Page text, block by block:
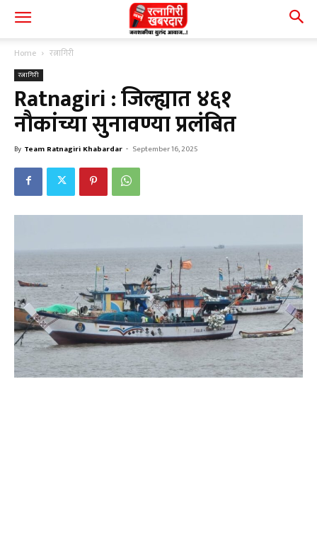
Home रत्नागिरी
रत्नागिरी
Ratnagiri : जिल्ह्यात ४६१
नौकांच्या सुनावण्या प्रलंबित
By Team Ratnagiri Khabardar - September 16, 2025